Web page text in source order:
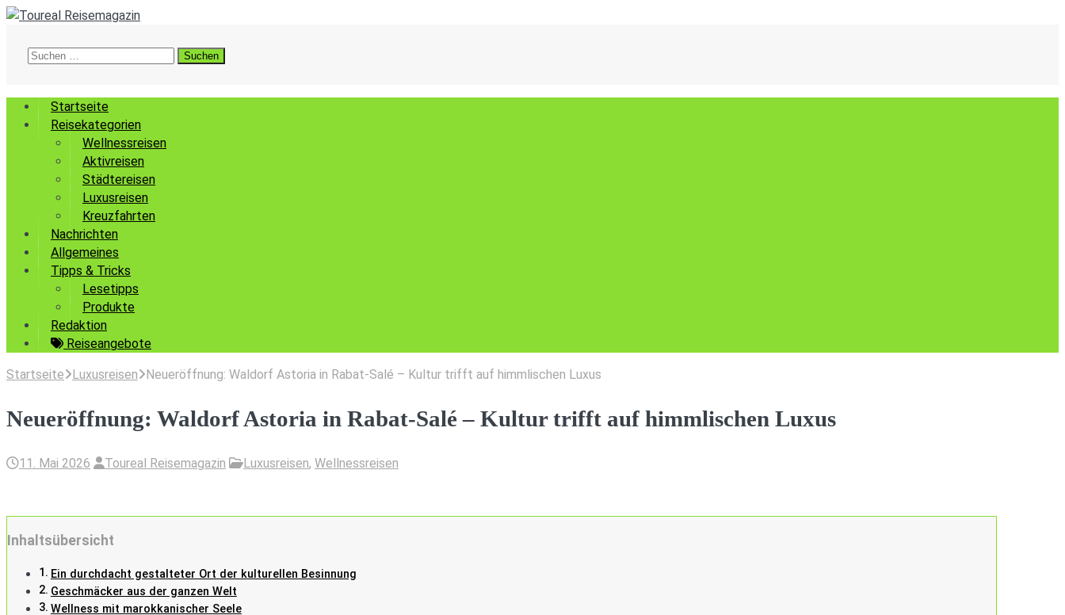
Suchen
Startseite
Reisekategorien
Wellnessreisen
Aktivreisen
Städtereisen
Luxusreisen
Kreuzfahrten
Nachrichten
Allgemeines
Tipps & Tricks
Lesetipps
Produkte
Redaktion
Reiseangebote
Startseite Luxusreisen Neueröffnung: Waldorf Astoria in Rabat-Salé – Kultur trifft auf himmlischen Luxus
Neueröffnung: Waldorf Astoria in Rabat-Salé – Kultur trifft auf himmlischen Luxus
11. Mai 2026 Toureal Reisemagazin Luxusreisen, Wellnessreisen
Inhaltsübersicht
Ein durchdacht gestalteter Ort der kulturellen Besinnung
Geschmäcker aus der ganzen Welt
Wellness mit marokkanischer Seele